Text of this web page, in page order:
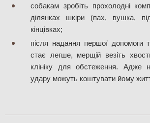
собакам зробіть прохолодні
ділянках шкіри (пах, вушка,
кінцівках;
після надання першої допомоги
стає легше, мерщій везіть
клініку для обстеження. Адже
удару можуть коштувати йому